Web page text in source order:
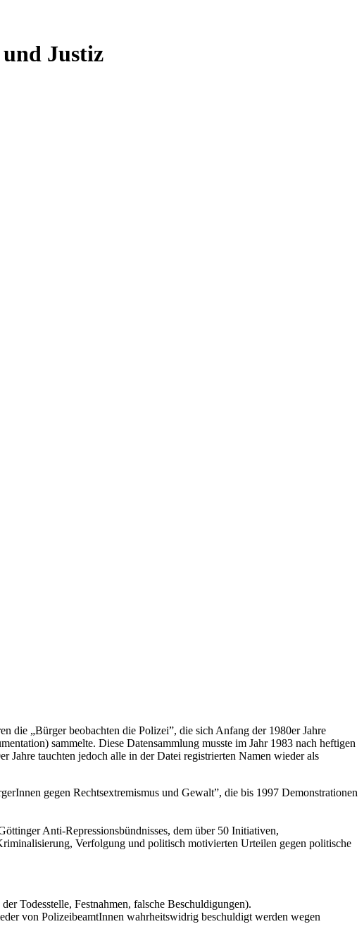
Justiz
die „Bürger beobachten die Polizei”, die sich Anfang der 1980er Jahre
sammelte. Diese Datensammlung musste im Jahr 1983 nach heftigen
Jahre tauchten jedoch alle in der Datei registrierten Namen wieder als
gegen Rechtsextremismus und Gewalt”, die bis 1997 Demonstrationen
Anti-Repressionsbündnisses, dem über 50 Initiativen,
Verfolgung und politisch motivierten Urteilen gegen politische
Todesstelle, Festnahmen, falsche Beschuldigungen).
von PolizeibeamtInnen wahrheitswidrig beschuldigt werden wegen